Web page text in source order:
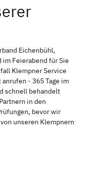
Bamberg
Passau
Mittelfranken
Eichenbühl,
im Feierabend für Sie
Klempner Service
- 365 Tage im
schnell behandelt
in den
bevor wir
unseren Klempnern